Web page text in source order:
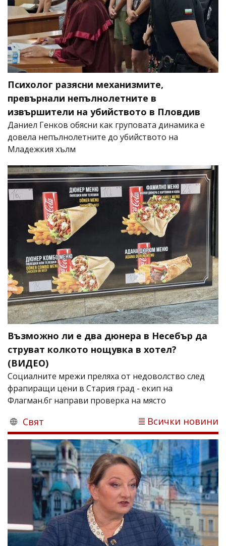
Психолог разясни механизмите,
превърнали непълнолетните в
извършители на убийството в Пловдив
Даниел Генков обясни как груповата динамика е
довела непълнолетните до убийството на
Младежкия хълм
Възможно ли е два дюнера в Несебър да
струват колкото нощувка в хотел?
(ВИДЕО)
Социалните мрежи преляха от недоволство след
фрапиращи цени в Стария град - екип на
Флагман.бг направи проверка на място
Свят Всички новини